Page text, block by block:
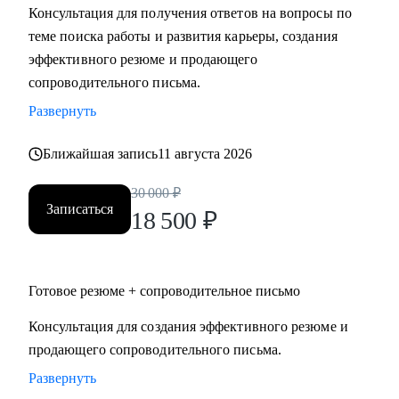
Мидл и топ руководители.
• CEO/Генеральный директор
• Операционный директор/Исполнительный директор
• Коммерческий директор/Директор по продажам
• CFO/ Финансовый директор
• Директор по производству
• ИТ-директор
• Директор по логистике и закупкам
• Директор по стратегическому развитию
Для своих клиентов я — Карьерный доктор, который
поможет «диагностировать и вылечить» проблемы в
области профессионального развития: выявить сильные
уникальность, найти оптимальное и актуальное решение, а
Консультация для получения ответов на вопросы по
теме поиска работы и развития карьеры, создания
эффективного резюме и продающего
сопроводительного письма.
Развернуть
Ближайшая запись11 августа 2026
Записаться
30 000 ₽
18 500 ₽
Готовое резюме + сопроводительное письмо
Консультация для создания эффективного резюме и
продающего сопроводительного письма.
Развернуть